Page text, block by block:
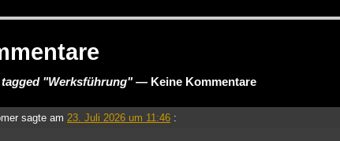
tagged "Werksführung"— Keine Kommentare
sagte am 23. Juli 2026 um 11:46 :